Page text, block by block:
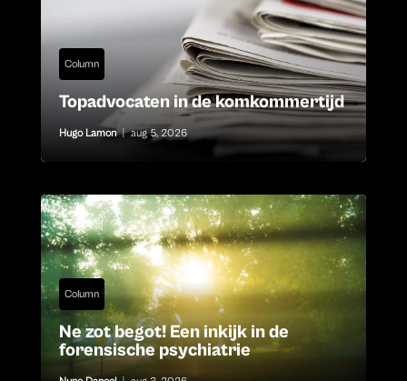
Column
Topadvocaten in de komkommertijd
Hugo Lamon | aug 5, 2026
Column
Ne zot begot! Een inkijk in de
forensische psychiatrie